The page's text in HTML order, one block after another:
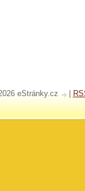
eStránky.cz